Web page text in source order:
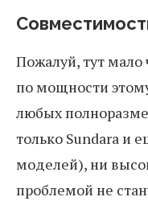
Пожалуй, тут мало
по мощности этому
любых
только Sundara и
моделей), ни
проблемой не